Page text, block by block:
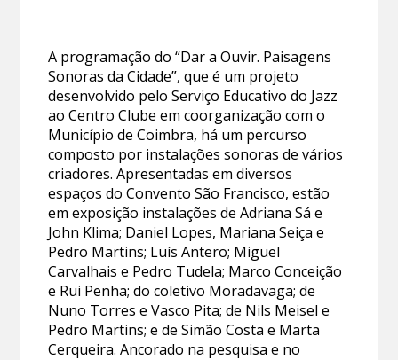
A programação do “Dar a Ouvir. Paisagens
Sonoras da Cidade”, que é um projeto
desenvolvido pelo Serviço Educativo do Jazz
ao Centro Clube em coorganização com o
Município de Coimbra, há um percurso
composto por instalações sonoras de vários
criadores. Apresentadas em diversos
espaços do Convento São Francisco, estão
em exposição instalações de Adriana Sá e
John Klima; Daniel Lopes, Mariana Seiça e
Pedro Martins; Luís Antero; Miguel
Carvalhais e Pedro Tudela; Marco Conceição
e Rui Penha; do coletivo Moradavaga; de
Nuno Torres e Vasco Pita; de Nils Meisel e
Pedro Martins; e de Simão Costa e Marta
Cerqueira. Ancorado na pesquisa e no